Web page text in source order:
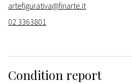
artefigurativa@finarte.it
02 3363801
Condition report